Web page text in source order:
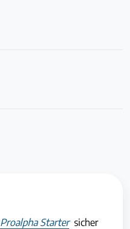
Proalpha Startersicher